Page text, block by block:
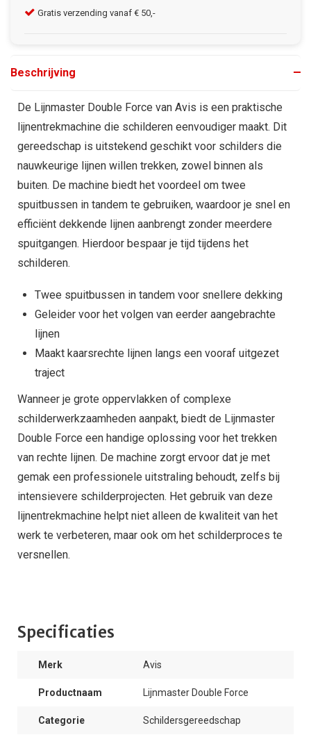
Gratis verzending vanaf € 50,-
Beschrijving
De Lijnmaster Double Force van Avis is een praktische
lijnentrekmachine die schilderen eenvoudiger maakt. Dit
gereedschap is uitstekend geschikt voor schilders die
nauwkeurige lijnen willen trekken, zowel binnen als
buiten. De machine biedt het voordeel om twee
spuitbussen in tandem te gebruiken, waardoor je snel en
efficiënt dekkende lijnen aanbrengt zonder meerdere
spuitgangen. Hierdoor bespaar je tijd tijdens het
schilderen.
Twee spuitbussen in tandem voor snellere dekking
Geleider voor het volgen van eerder aangebrachte
lijnen
Maakt kaarsrechte lijnen langs een vooraf uitgezet
traject
Wanneer je grote oppervlakken of complexe
schilderwerkzaamheden aanpakt, biedt de Lijnmaster
Double Force een handige oplossing voor het trekken
van rechte lijnen. De machine zorgt ervoor dat je met
gemak een professionele uitstraling behoudt, zelfs bij
intensievere schilderprojecten. Het gebruik van deze
lijnentrekmachine helpt niet alleen de kwaliteit van het
werk te verbeteren, maar ook om het schilderproces te
versnellen.
Specificaties
Merk Avis
Productnaam Lijnmaster Double Force
Categorie Schildersgereedschap